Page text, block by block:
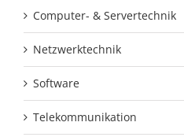
Computer- & Servertechnik
Netzwerktechnik
Software
Telekommunikation